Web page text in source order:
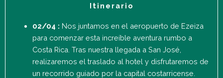
Itinerario
02/04 : Nos juntamos en el aeropuerto de Ezeiza
para comenzar esta increíble aventura rumbo a
Costa Rica. Tras nuestra llegada a San José,
realizaremos el traslado al hotel y disfrutaremos de
un recorrido guiado por la capital costarricense.